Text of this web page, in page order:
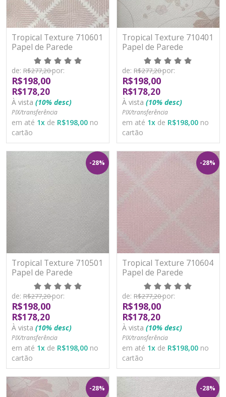
Tropical Texture 710601
Papel de Parede
Moderno Vinílico
Lavável
de: R$277,20por:
R$198,00
R$178,20
À vista (10% desc)
PIX/transferência
em até 1x de R$198,00 no
cartão
Tropical Texture 710401
Papel de Parede
Moderno Vinílico
Lavável
de: R$277,20por:
R$198,00
R$178,20
À vista (10% desc)
PIX/transferência
em até 1x de R$198,00 no
cartão
-28%
Tropical Texture 710501
Papel de Parede
Moderno Vinílico
Lavável
de: R$277,20por:
R$198,00
R$178,20
À vista (10% desc)
PIX/transferência
em até 1x de R$198,00 no
cartão
-28%
Tropical Texture 710604
Papel de Parede
Moderno Vinílico
Lavável
de: R$277,20por:
R$198,00
R$178,20
À vista (10% desc)
PIX/transferência
em até 1x de R$198,00 no
cartão
-28% -28%